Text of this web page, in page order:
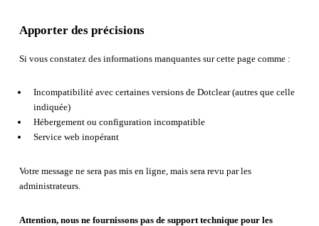
Apporter des précisions
Si vous constatez des informations manquantes sur cette page comme :
Incompatibilité avec certaines versions de Dotclear (autres que celle
indiquée)
Hébergement ou configuration incompatible
Service web inopérant
Votre message ne sera pas mis en ligne, mais sera revu par les
administrateurs.
Attention, nous ne fournissons pas de support technique pour les